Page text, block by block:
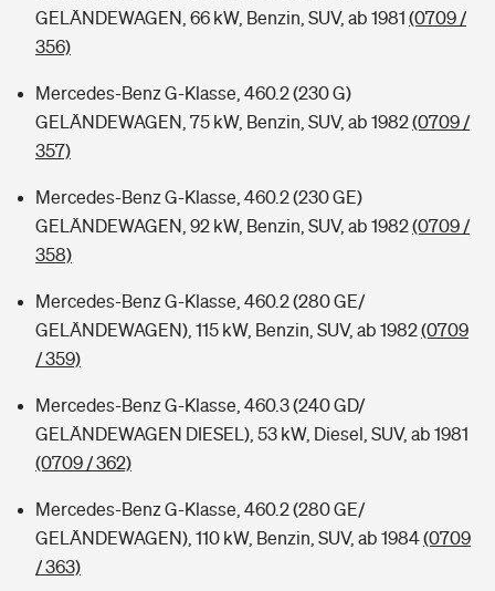
GELÄNDEWAGEN, 66 kW, Benzin, SUV, ab 1981 (0709 /
356)
Mercedes-Benz G-Klasse, 460.2 (230 G)
GELÄNDEWAGEN, 75 kW, Benzin, SUV, ab 1982(0709 /
357)
Mercedes-Benz G-Klasse, 460.2 (230 GE)
GELÄNDEWAGEN, 92 kW, Benzin, SUV, ab 1982(0709 /
358)
Mercedes-Benz G-Klasse, 460.2 (280 GE/
GELÄNDEWAGEN), 115 kW, Benzin, SUV, ab 1982(0709
/ 359)
Mercedes-Benz G-Klasse, 460.3 (240 GD/
GELÄNDEWAGEN DIESEL), 53 kW, Diesel, SUV, ab 1981
(0709 / 362)
Mercedes-Benz G-Klasse, 460.2 (280 GE/
GELÄNDEWAGEN), 110 kW, Benzin, SUV, ab 1984(0709
/ 363)